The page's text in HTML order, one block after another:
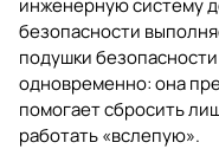
инженерную систему
безопасности
подушки
одновременно: она
помогает сбросить
работать «вслепую».